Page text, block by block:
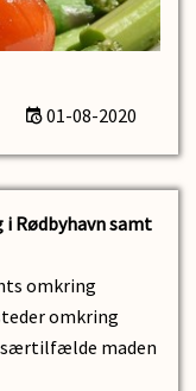
01-08-2020
Rødbyhavn samt
omkring
omkring
særtilfælde maden